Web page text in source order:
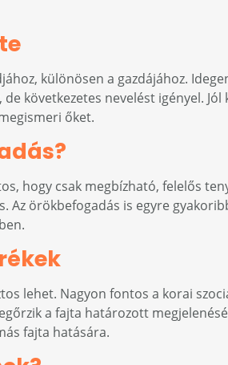
különösen a gazdájához.
következetes nevelést igényel. Jól
őket.
hogy csak megbízható, felelős
Az örökbefogadás is egyre
lehet. Nagyon fontos a korai
a fajta határozott
fajta hatására.